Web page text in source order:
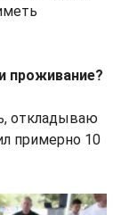
проживание?
откладываю
примерно 10